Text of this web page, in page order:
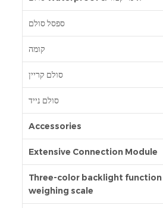
ספסל סולם
קומה
סולם קריין
סולם נייד
Accessories
Extensive Connection Module
Three-color backlight function
weighing scale